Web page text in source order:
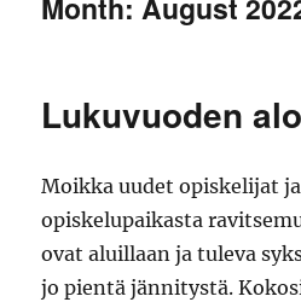
Month:August
Lukuvuoden
Moikka uudet opiskelijat
opiskelupaikasta
ovat aluillaan ja tuleva
jo pientä jännitystä.